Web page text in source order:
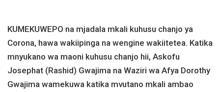
KUMEKUWEPO na mjadala mkali kuhusu chanjo ya
Corona, hawa wakiipinga na wengine wakiitetea. Katika
mnyukano wa maoni kuhusu chanjo hii, Askofu
Josephat (Rashid) Gwajima na Waziri wa Afya Dorothy
Gwajima wamekuwa katika mvutano mkali ambao